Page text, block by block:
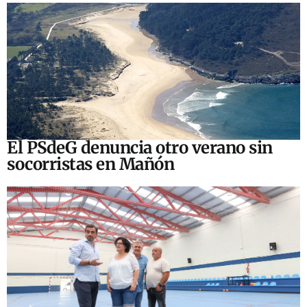
El PSdeG denuncia otro verano sin
socorristas en Mañón